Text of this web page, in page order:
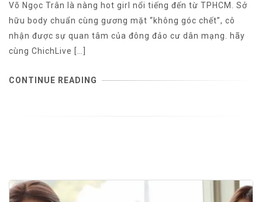
Võ Ngọc Trân là nàng hot girl nổi tiếng đến từ TPHCM. Sở
hữu body chuẩn cùng gương mặt “không góc chết”, cô
nhận được sự quan tâm của đông đảo cư dân mạng. hãy
cùng ChichLive […]
CONTINUE READING